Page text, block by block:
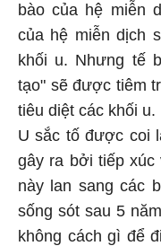
bào của hệ miễn
của hệ miễn dịch
khối u. Nhưng tế
tạo" sẽ được tiêm
tiêu diệt các khối u.
U sắc tố được coi
gây ra bởi tiếp
này lan sang các
sống sót sau 5
không cách gì để